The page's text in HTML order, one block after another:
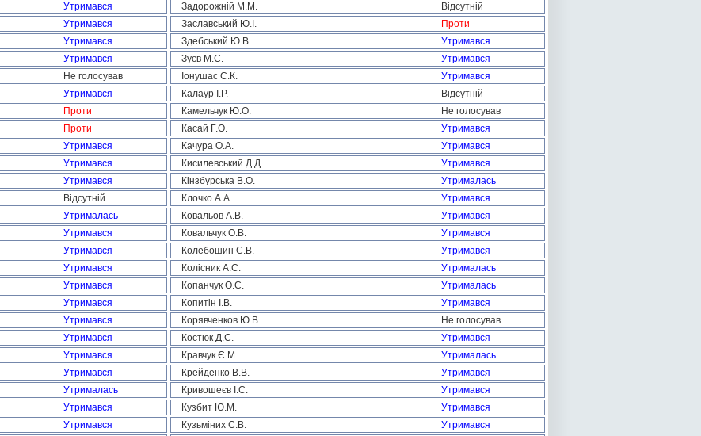
Утримався Задорожній М.М.
Відсутній
Утримався Заславський Ю.І.
Проти
Утримався Здебський Ю.В.
Утримався
Утримався Зуєв М.С.
Утримався
Не голосував Іонушас С.К.
Утримався
Утримався Калаур І.Р.
Відсутній
Проти Камельчук Ю.О.
Не голосував
Проти Касай Г.О.
Утримався
Утримався Качура О.А.
Утримався
Утримався Кисилевський Д.Д.
Утримався
Утримався Кінзбурська В.О.
Утрималась
Відсутній Клочко А.А.
Утримався
Утрималась Ковальов А.В.
Утримався
Утримався Ковальчук О.В.
Утримався
Утримався Колебошин С.В.
Утримався
Утримався Колісник А.С.
Утрималась
Утримався Копанчук О.Є.
Утрималась
Утримався Копитін І.В.
Утримався
Утримався Корявченков Ю.В.
Не голосував
Утримався Костюк Д.С.
Утримався
Утримався Кравчук Є.М.
Утрималась
Утримався Крейденко В.В.
Утримався
Утрималась Кривошеєв І.С.
Утримався
Утримався Кузбит Ю.М.
Утримався
Утримався Кузьміних С.В.
Утримався